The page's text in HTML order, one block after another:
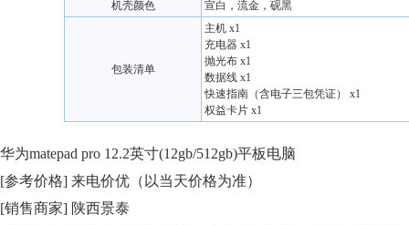
机壳颜色
宣白，流金，砚黑
包装清单
主机 x1
充电器 x1
抛光布 x1
数据线 x1
快速指南（含电子三包凭证） x1
权益卡片 x1
华为matepad pro 12.2英寸(12gb/512gb)平板电脑
[参考价格] 来电价优（以当天价格为准）
[销售商家] 陕西景泰